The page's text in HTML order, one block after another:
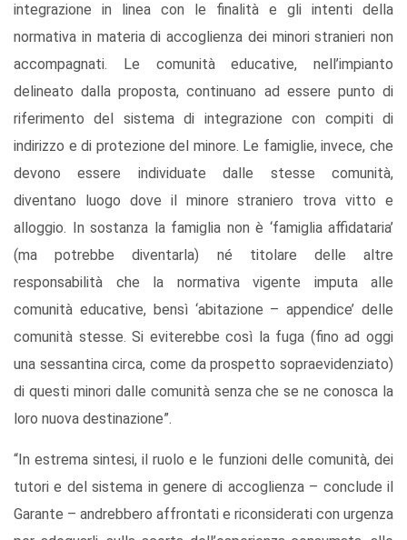
integrazione in linea con le finalità e gli intenti della
normativa in materia di accoglienza dei minori stranieri non
accompagnati. Le comunità educative, nell’impianto
delineato dalla proposta, continuano ad essere punto di
riferimento del sistema di integrazione con compiti di
indirizzo e di protezione del minore. Le famiglie, invece, che
devono essere individuate dalle stesse comunità,
diventano luogo dove il minore straniero trova vitto e
alloggio. In sostanza la famiglia non è ‘famiglia affidataria’
(ma potrebbe diventarla) né titolare delle altre
responsabilità che la normativa vigente imputa alle
comunità educative, bensì ‘abitazione – appendice’ delle
comunità stesse. Si eviterebbe così la fuga (fino ad oggi
una sessantina circa, come da prospetto sopraevidenziato)
di questi minori dalle comunità senza che se ne conosca la
loro nuova destinazione”.
“In estrema sintesi, il ruolo e le funzioni delle comunità, dei
tutori e del sistema in genere di accoglienza – conclude il
Garante – andrebbero affrontati e riconsiderati con urgenza